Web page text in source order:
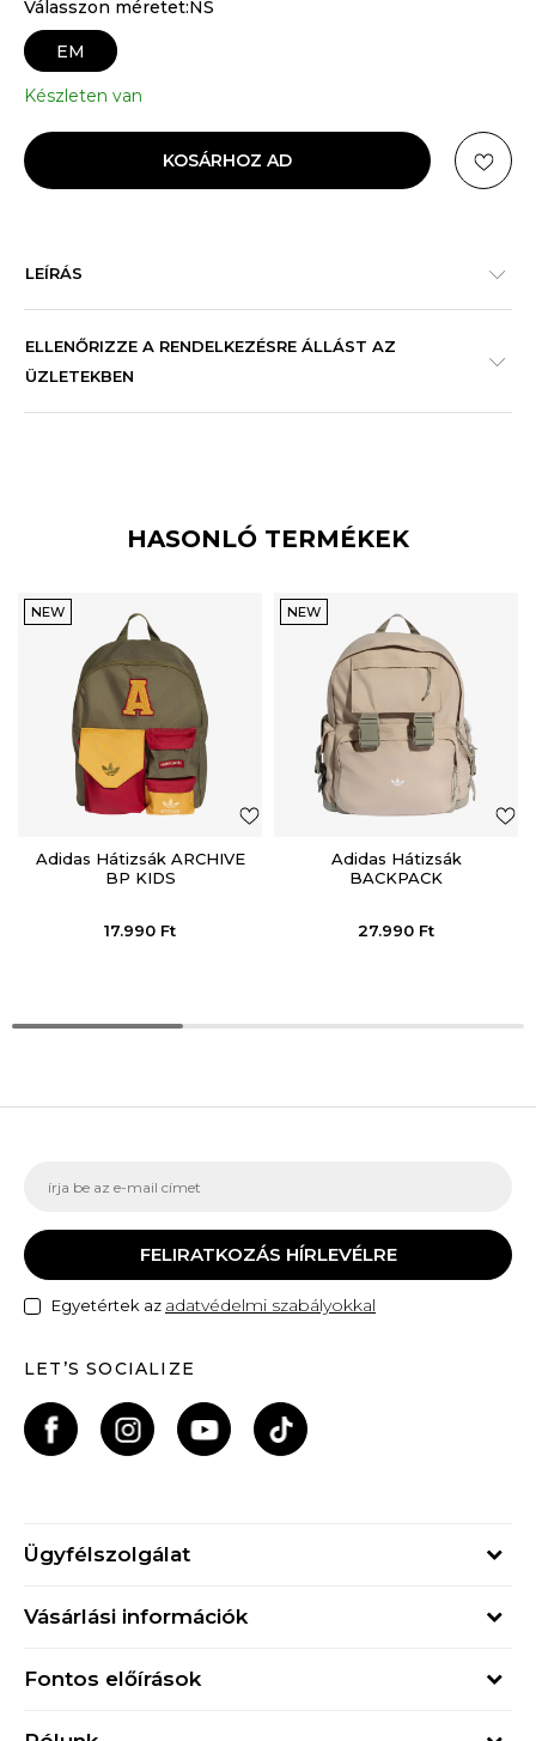
Válasszon méretet:NS
EM
Készleten van
KOSÁRHOZ AD
LEÍRÁS
ELLENŐRIZZE A RENDELKEZÉSRE ÁLLÁST AZ
ÜZLETEKBEN
HASONLÓ TERMÉKEK
NEW
Adidas Hátizsák ARCHIVE
BP KIDS
17.990 Ft
NEW
Adidas Hátizsák
BACKPACK
27.990 Ft
FELIRATKOZÁS HÍRLEVÉLRE
Egyetértek az adatvédelmi szabályokkal
LET’S SOCIALIZE
Ügyfélszolgálat
online@buzzsneakers.hu
Vásárlási információk
Visszatérítések
Fontos előírások